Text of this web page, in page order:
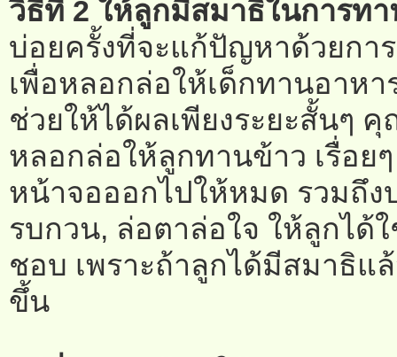
วิธีที่ 2 ให้ลูกมีสมาธิในการท
บ่อยครั้งที่จะแก้ปัญหาด้วยกา
เพื่อหลอกล่อให้เด็กทานอาห
ช่วยให้ได้ผลเพียงระยะสั้นๆ
หลอกล่อให้ลูกทานข้าว เรื่อย
หน้าจอออกไปให้หมด รวมถึง
รบกวน, ล่อตาล่อใจ ให้ลูกได้
ชอบ เพราะถ้าลูกได้มีสมาธิแ
ขึ้น